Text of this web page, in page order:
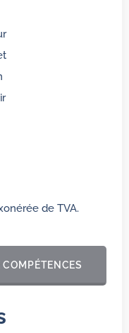
de TVA.